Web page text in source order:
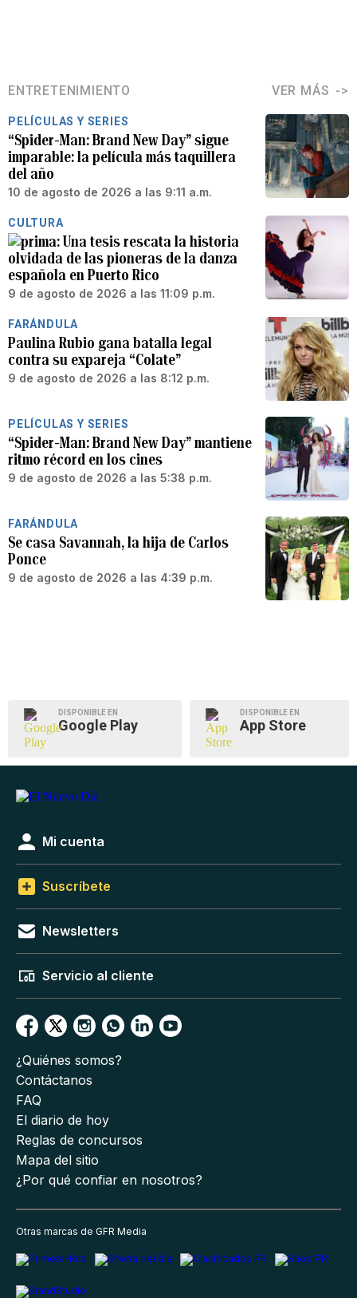
ENTRETENIMIENTO VER MÁS
PELÍCULAS Y SERIES
“Spider-Man: Brand New Day” sigue
imparable: la película más taquillera
del año
10 de agosto de 2026 a las 9:11 a.m.
CULTURA
Una tesis rescata la historia
olvidada de las pioneras de la danza
española en Puerto Rico
9 de agosto de 2026 a las 11:09 p.m.
FARÁNDULA
Paulina Rubio gana batalla legal
contra su expareja “Colate”
9 de agosto de 2026 a las 8:12 p.m.
PELÍCULAS Y SERIES
“Spider-Man: Brand New Day” mantiene
ritmo récord en los cines
9 de agosto de 2026 a las 5:38 p.m.
FARÁNDULA
Se casa Savannah, la hija de Carlos
Ponce
9 de agosto de 2026 a las 4:39 p.m.
DISPONIBLE EN
Google Play
DISPONIBLE EN
App Store
Mi cuenta
Suscríbete
Newsletters
Servicio al cliente
¿Quiénes somos?
Contáctanos
FAQ
El diario de hoy
Reglas de concursos
Mapa del sitio
¿Por qué confiar en nosotros?
Otras marcas de GFR Media